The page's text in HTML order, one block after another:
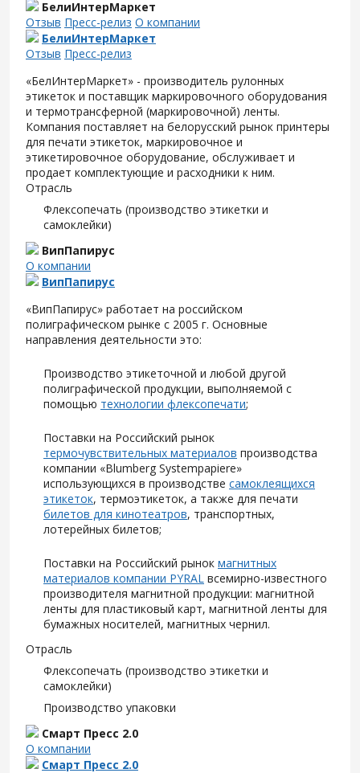
БелиИнтерМаркет
Отзыв Пресс-релиз О компании
БелиИнтерМаркет
Отзыв Пресс-релиз
«БелИнтерМаркет» - производитель рулонных
этикеток и поставщик маркировочного оборудования
и термотрансферной (маркировочной) ленты.
Компания поставляет на белорусский рынок принтеры
для печати этикеток, маркировочное и
этикетировочное оборудование, обслуживает и
продает комплектующие и расходники к ним.
Отрасль
Флексопечать (производство этикетки и
самоклейки)
ВипПапирус
О компании
ВипПапирус
«ВипПапирус» работает на российском
полиграфическом рынке с 2005 г. Основные
направления деятельности это:
Производство этикеточной и любой другой
полиграфической продукции, выполняемой с
помощью технологии флексопечати;
Поставки на Российский рынок
термочувствительных материалов производства
компании «Blumberg Systempapiere»
использующихся в производстве самоклеящихся
этикеток, термоэтикеток, а также для печати
билетов для кинотеатров, транспортных,
лотерейных билетов;
Поставки на Российский рынок магнитных
материалов компании PYRAL всемирно-известного
производителя магнитной продукции: магнитной
ленты для пластиковый карт, магнитной ленты для
бумажных носителей, магнитных чернил.
Отрасль
Флексопечать (производство этикетки и
самоклейки)
Производство упаковки
Смарт Пресс 2.0
О компании
Смарт Пресс 2.0